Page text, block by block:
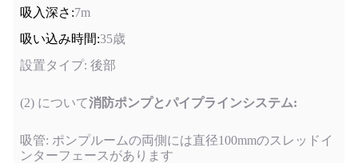
吸入深さ:7m
吸い込み時間:35歳
設置タイプ: 後部
(2) について消防ポンプとパイプラインシステム:
吸管: ポンプルームの両側には直径100mmのスレッドイ
ンターフェースがあります